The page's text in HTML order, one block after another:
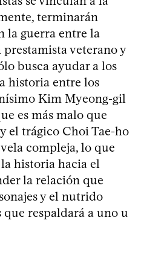
terminarán
la guerra entre la
veterano y
busca ayudar a los
historia entre los
Kim Myeong-gil
es más malo que
el trágico Choi Tae-ho
compleja, lo que
historia hacia el
la relación que
y el nutrido
respaldará a uno u